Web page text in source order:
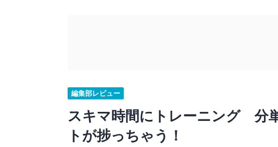
編集部レビュー
スキマ時間にトレーニング 分
トが捗っちゃう！